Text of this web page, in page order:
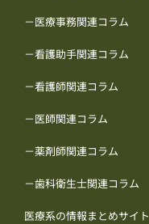
－医療事務関連コラム
－看護助手関連コラム
－看護師関連コラム
－医師関連コラム
－薬剤師関連コラム
－歯科衛生士関連コラム
医療系の情報まとめサイト